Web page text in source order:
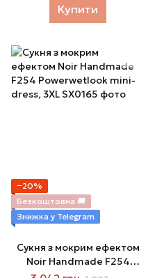
червоний, розмір XL
Купити
−20%
Безкоштовна 🚚
Знижка у Telegram
Сукня з мокрим ефектом
Noir Handmade F254
Powerwetlook mini-dress,